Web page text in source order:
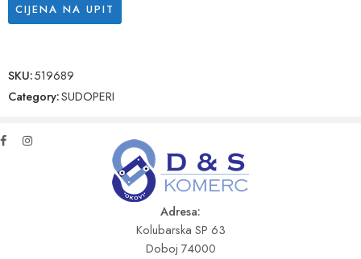
CIJENA NA UPIT
SKU:519689
Category:SUDOPERI
Adresa:
Kolubarska SP 63
Doboj 74000